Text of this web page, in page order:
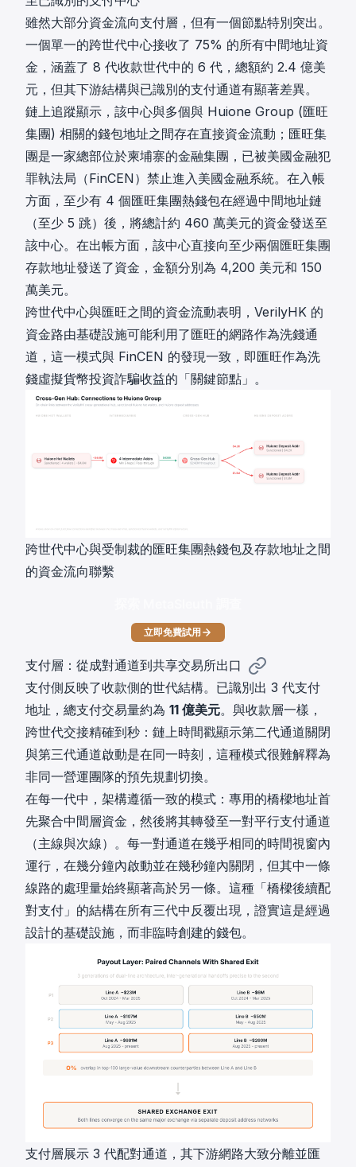
雖然大部分資金流向支付層，但有一個節點特別突出。
一個單一的跨世代中心接收了 75% 的所有中間地址資
金，涵蓋了 8 代收款世代中的 6 代，總額約 2.4 億美
元，但其下游結構與已識別的支付通道有顯著差異。
鏈上追蹤顯示，該中心與多個與 Huione Group (匯旺
集團) 相關的錢包地址之間存在直接資金流動；匯旺集
團是一家總部位於柬埔寨的金融集團，已被美國金融犯
罪執法局（FinCEN）禁止進入美國金融系統。在入帳
方面，至少有 4 個匯旺集團熱錢包在經過中間地址鏈
（至少 5 跳）後，將總計約 460 萬美元的資金發送至
該中心。在出帳方面，該中心直接向至少兩個匯旺集團
存款地址發送了資金，金額分別為 4,200 美元和 150
萬美元。
跨世代中心與匯旺之間的資金流動表明，VerilyHK 的
資金路由基礎設施可能利用了匯旺的網路作為洗錢通
道，這一模式與 FinCEN 的發現一致，即匯旺作為洗
錢虛擬貨幣投資詐騙收益的「關鍵節點」。
跨世代中心與受制裁的匯旺集團熱錢包及存款地址之間
的資金流向聯繫
立即免費試用
支付層：從成對通道到共享交易所出口
支付側反映了收款側的世代結構。已識別出 3 代支付
地址，總支付交易量約為 11 億美元。與收款層一樣，
跨世代交接精確到秒：鏈上時間戳顯示第二代通道關閉
與第三代通道啟動是在同一時刻，這種模式很難解釋為
非同一營運團隊的預先規劃切換。
在每一代中，架構遵循一致的模式：專用的橋樑地址首
先聚合中間層資金，然後將其轉發至一對平行支付通道
（主線與次線）。每一對通道在幾乎相同的時間視窗內
運行，在幾分鐘內啟動並在幾秒鐘內關閉，但其中一條
線路的處理量始終顯著高於另一條。這種「橋樑後續配
對支付」的結構在所有三代中反覆出現，證實這是經過
設計的基礎設施，而非臨時創建的錢包。
支付層展示 3 代配對通道，其下游網路大致分離並匯